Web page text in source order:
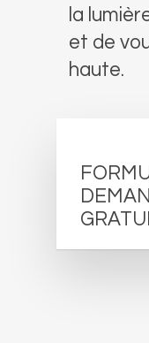
la
et de
haute.